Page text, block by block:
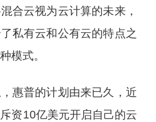
合云视为云计算的未来，
私有云和公有云的特点之
模式。
惠普的计划由来已久，近
资10亿美元开启自己的云